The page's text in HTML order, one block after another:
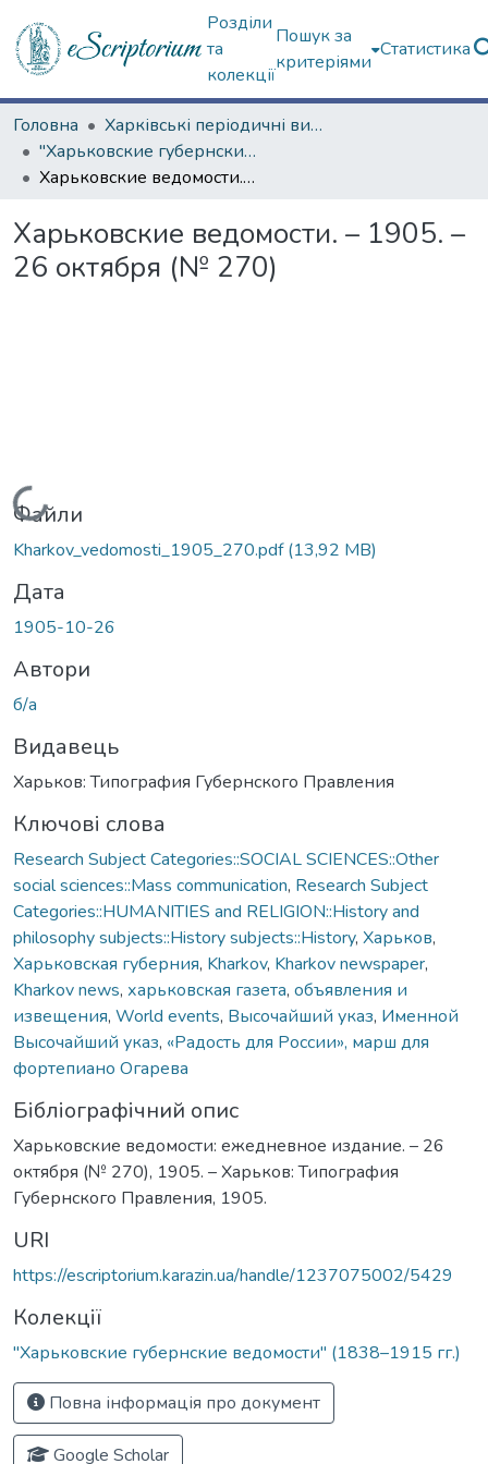
Розділи
та
колекції
Пошук за
критеріями
Статистика
Головна
Харківські періодичні видання
"Харьковские губернские ведомости" (1838–1915 гг.)
Харьковские ведомости. – 1905. – 26 октября (№ 270)
Харьковские ведомости. – 1905. –
26 октября (№ 270)
Вантажиться...
Файли
Kharkov_vedomosti_1905_270.pdf(13,92 MB)
Дата
1905-10-26
Автори
б/а
Видавець
Харьков: Типография Губернского Правления
Ключові слова
Research Subject Categories::SOCIAL SCIENCES::Other
social sciences::Mass communication, Research Subject
Categories::HUMANITIES and RELIGION::History and
philosophy subjects::History subjects::History, Харьков,
Харьковская губерния, Kharkov, Kharkov newspaper,
Kharkov news, харьковская газета, объявления и
извещения, World events, Высочайший указ, Именной
Высочайший указ, «Радость для России», марш для
фортепиано Огарева
Бібліографічний опис
Харьковские ведомости: ежедневное издание. – 26
октября (№ 270), 1905. – Харьков: Типография
Губернского Правления, 1905.
URI
https://escriptorium.karazin.ua/handle/1237075002/5429
Колекції
"Харьковские губернские ведомости" (1838–1915 гг.)
Повна інформація про документ
Google Scholar